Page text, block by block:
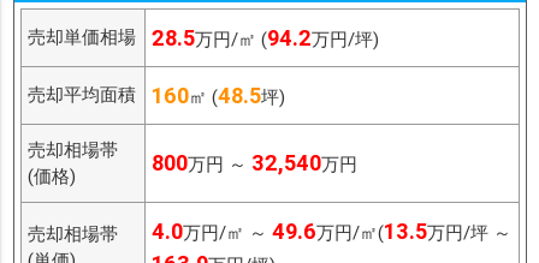
売却単価相場 28.5万円/㎡ (94.2万円/坪)
売却平均面積 160㎡ (48.5坪)
売却相場帯
(価格)
800万円 ～ 32,540万円
売却相場帯
4.0万円/㎡ ～ 49.6万円/㎡(13.5万円/坪 ～